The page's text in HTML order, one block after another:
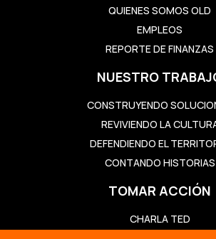
QUIENES SOMOS OLD
EMPLEOS
REPORTE DE FINANZAS
NUESTRO
CONSTRUYENDO
REVIVIENDO LA
DEFENDIENDO EL
CONTANDO HISTORIAS
TOMAR ACCIÓN
CHARLA TED